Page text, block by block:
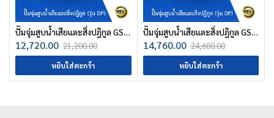
ปั๊มจุ่มสูบน้ำเสียและสิ่งปฎิกูล GSD รุ่น DP51.5-50
21,200.00
12,720.00
หยิบใส่ตะกร้า
ปั๊มจุ่มสูบน้ำเสียและสิ่งปฎิกูล GSD รุ่น DP51.5-80
24,600.00
14,760.00
หยิบใส่ตะกร้า